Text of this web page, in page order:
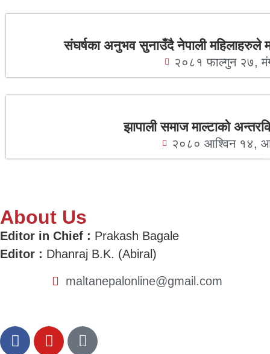
संघर्षका अनुभव सुनाउँदै नेपाली महिलाहरुले
२०८१ फाल्गुन २७,
झापाली समाज माल्टाको
२०८० आश्विन १४,
About Us
Editor in Chief : Prakash Bagale
Editor : Dhanraj B.K. (Abiral)
maltanepalonline@gmail.com